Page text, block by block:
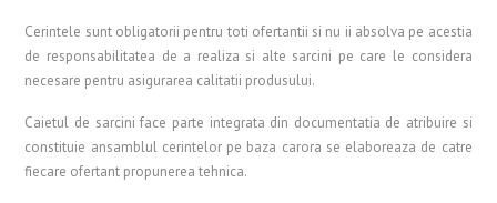
Cerintele sunt obligatorii pentru toti ofertantii si nu ii absolva pe acestia
de responsabilitatea de a realiza si alte sarcini pe care le considera
necesare pentru asigurarea calitatii produsului.
Caietul de sarcini face parte integrata din documentatia de atribuire si
constituie ansamblul cerintelor pe baza carora se elaboreaza de catre
fiecare ofertant propunerea tehnica.